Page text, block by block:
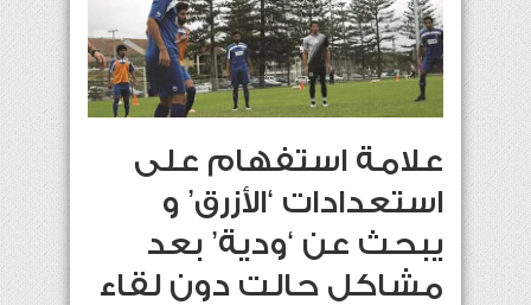
علامة استفهام على
استعدادات ‘الأزرق’ و
يبحث عن ‘ودية’ بعد
مشاكل حالت دون لقاء